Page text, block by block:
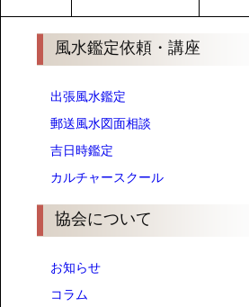
風水鑑定依頼・講座
出張風水鑑定
郵送風水図面相談
吉日時鑑定
カルチャースクール
協会について
お知らせ
コラム